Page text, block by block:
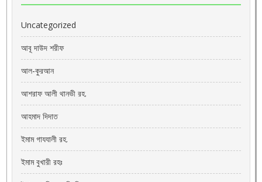
Uncategorized
আবূ দাউদ শরীফ
আল-কুরআন
আশরাফ আলী থানভী রহ.
আহমাদ দিদাত
ইমাম গাযযালী রহ.
ইমাম বুখারী রহঃ